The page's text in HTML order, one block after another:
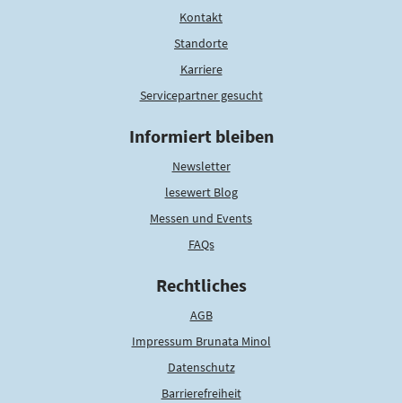
Kontakt
Standorte
Karriere
Servicepartner gesucht
Informiert bleiben
Newsletter
lesewert Blog
Messen und Events
FAQs
Rechtliches
AGB
Impressum Brunata Minol
Datenschutz
Barrierefreiheit